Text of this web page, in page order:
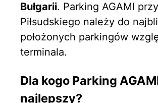
Bułgarii. Parking AGAMI
Piłsudskiego należy do
położonych parkingów
terminala.
Dla kogo Parking
najlepszy?